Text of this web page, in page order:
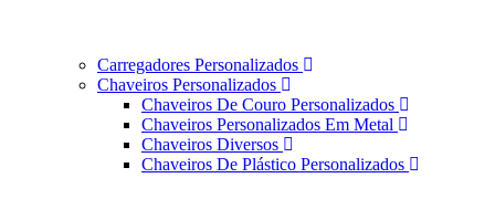
Carregadores Personalizados
Chaveiros Personalizados
Chaveiros De Couro Personalizados
Chaveiros Personalizados Em Metal
Chaveiros Diversos
Chaveiros De Plástico Personalizados